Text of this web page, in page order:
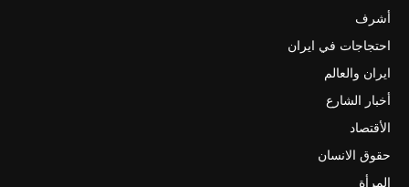
أشرف
احتجاجات في ايران
ايران والعالم
أخبار الشارع
الأقتصاد
حقوق الانسان
المرأة